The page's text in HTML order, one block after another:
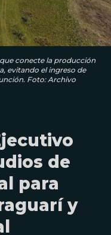
conecte la producción
evitando el ingreso de
Foto: Archivo
de
para
y